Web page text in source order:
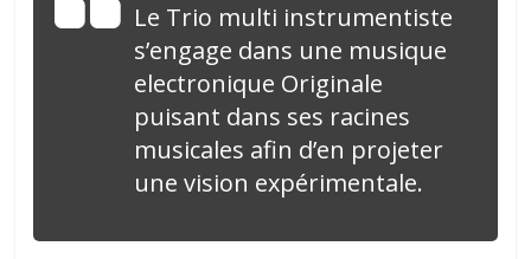
Le Trio multi instrumentiste
s’engage dans une musique
electronique Originale
puisant dans ses racines
musicales afin d’en projeter
une vision expérimentale.